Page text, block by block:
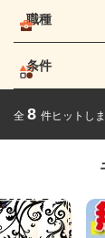
職種
条件
全 8 件ヒットし